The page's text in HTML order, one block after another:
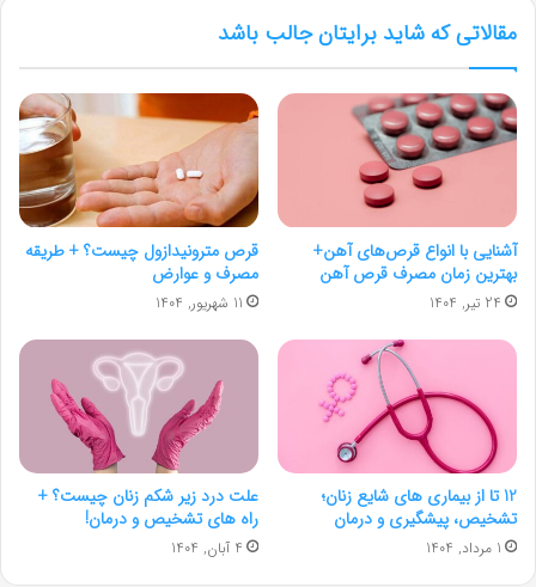
مقالاتی که شاید برایتان جالب باشد
آشنایی با انواع قرص‌های آهن+
بهترین زمان مصرف قرص آهن
24 تیر, 1404
قرص مترونیدازول چیست؟ + طریقه
مصرف و عوارض
11 شهریور, 1404
12 تا از بیماری های شایع زنان؛
تشخیص، پیشگیری و درمان
1 مرداد, 1404
علت درد زیر شکم زنان چیست؟ +
راه های تشخیص و درمان!
4 آبان, 1404